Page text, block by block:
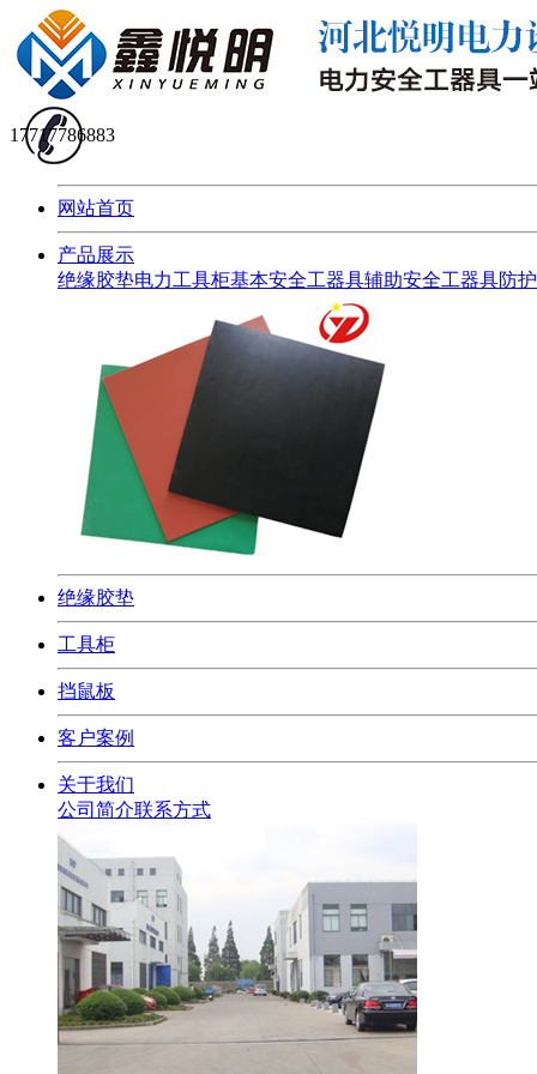
17717786883
网站首页
产品展示
绝缘胶垫电力工具柜基本安全工器具辅助安全工器具防
绝缘胶垫
工具柜
挡鼠板
客户案例
关于我们
公司简介联系方式